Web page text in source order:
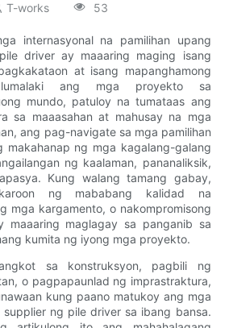
T-works 53
internasyonal na pamilihan upang
driver ay maaaring maging isang
at isang mapanghamong
ang mga proyekto sa
mundo, patuloy na tumataas ang
sa maaasahan at mahusay na mga
ang pag-navigate sa mga pamilihan
ng mga kagalang-galang
ng kaalaman, pananaliksik,
Kung walang tamang gabay,
ng mababang kalidad na
mga kargamento, o nakompromisong
maaaring maglagay sa panganib sa
kumita ng iyong mga proyekto.
sa konstruksyon, pagbili ng
o pagpapaunlad ng imprastraktura,
kung paano matukoy ang mga
ng pile driver sa ibang bansa.